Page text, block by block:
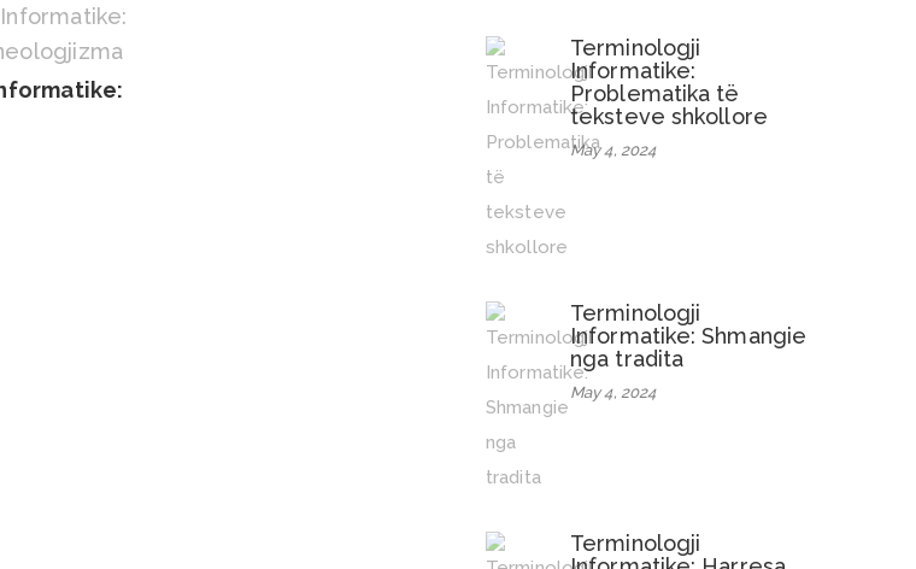
Terminologji
Informatike:
Problematika të
teksteve shkollore
May 4, 2024
Terminologji
Informatike: Shmangie
nga tradita
May 4, 2024
Terminologji